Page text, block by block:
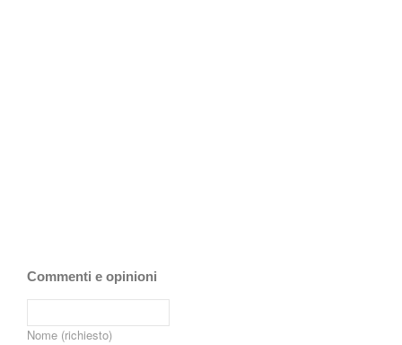
Commenti e opinioni
Nome (richiesto)